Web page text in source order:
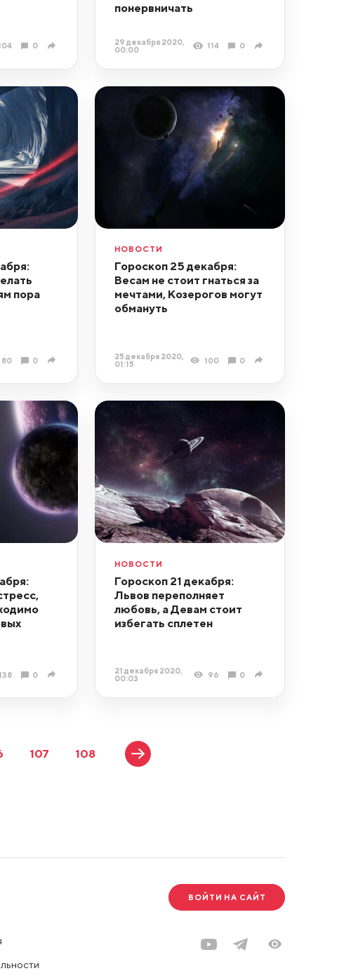
0
понервничать
29 декабря 2020,
00:00
114 0
пора
80 0
НОВОСТИ
Гороскоп 25 декабря:
Весам не стоит гнаться за
мечтами, Козерогов могут
обмануть
25 декабря 2020,
01:15
100 0
0
НОВОСТИ
Гороскоп 21 декабря:
Львов переполняет
любовь, а Девам стоит
избегать сплетен
21 декабря 2020,
00:03
96 0
107 108
ВОЙТИ НА САЙТ